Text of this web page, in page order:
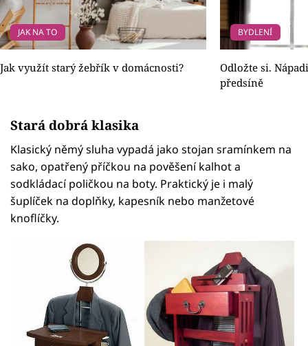
JAK NA TO
Jak využít starý žebřík v domácnosti?
BYDLENÍ
Odložte si.
předsíně
Stará dobrá klasika
Klasický němý sluha vypadá jako stojan sramínkem na
sako, opatřený příčkou na pověšení kalhot a
sodkládací poličkou na boty. Praktický je i malý
šuplíček na doplňky, kapesník nebo manžetové
knoflíčky.